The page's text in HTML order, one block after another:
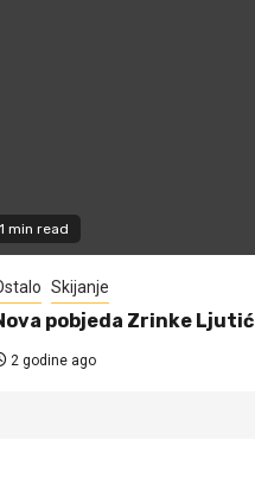
1 min read
Skijanje
pobjeda Zrinke Ljutić
2 godine ago